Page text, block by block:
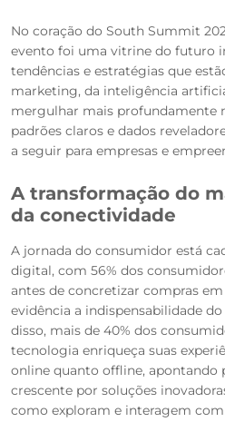
No coração do South Summit
evento foi uma vitrine do futuro
tendências e estratégias que
marketing, da inteligência
mergulhar mais profundamente
padrões claros e dados
a seguir para empresas e
A transformação do
da conectividade
A jornada do consumidor está
digital, com 56% dos
antes de concretizar compras
evidência a indispensabilidade
disso, mais de 40% dos
tecnologia enriqueça suas
online quanto offline, apontando
crescente por soluções
como exploram e interagem